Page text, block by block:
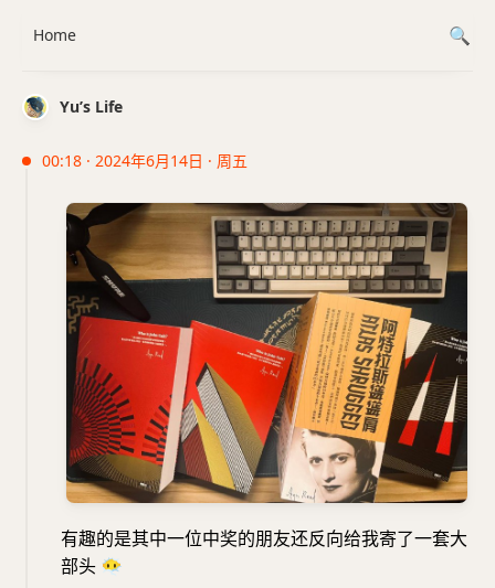
Yu’s Life
00:18 · 2024年6月14日 · 周五
有趣的是其中一位中奖的朋友还反向给我寄了一套大
部头 😶‍🌫️
Home